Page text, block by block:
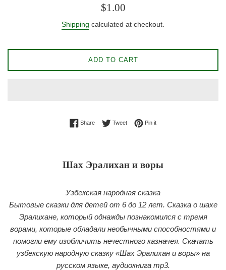
Regular
$1.00
Shipping calculated at checkout.
ADD TO CART
ShareShare on Facebook
TweetTweet on Twitter
Pin itPin on Pinterest
Шах Эралихан и воры
Узбекская народная сказка
Бытовые сказки для детей от 6 до 12 лет. Сказка о шахе
Эралихане, который однажды познакомился с тремя
ворами, которые обладали необычными способностями и
помогли ему изобличить нечестного казначея. Скачать
узбекскую народную сказку «Шах Эралихан и воры» на
русском языке, аудиокнига mp3.